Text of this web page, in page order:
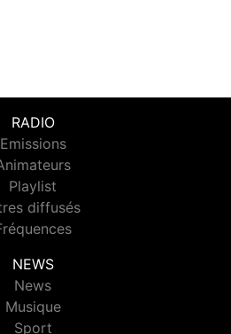
RADIO
Emissions
Playlist
diffusés
NEWS
News
Musique
Sport